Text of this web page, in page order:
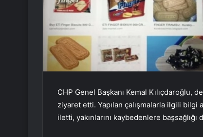
CHP Genel Başkanı Kemal Kılıçdaroğlu,
ziyaret etti. Yapılan çalışmalarla ilgili
iletti, yakınlarını kaybedenlere başsağlığı